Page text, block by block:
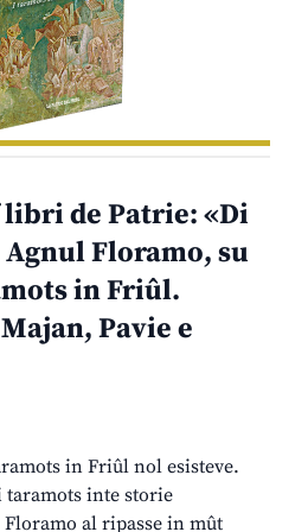
de Patrie: «Di
Agnul Floramo, su
in Friûl.
Pavie e
in Friûl nol esisteve.
inte storie
al ripasse in mût